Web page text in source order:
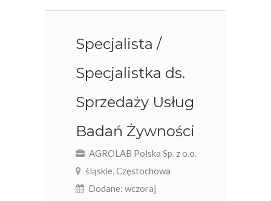
Specjalista /
Specjalistka ds.
Sprzedaży Usług
Badań Żywności
AGROLAB Polska Sp. z o.o.
śląskie, Częstochowa
Dodane: wczoraj